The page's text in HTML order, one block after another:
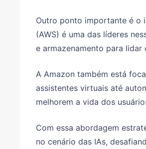
Outro ponto importante é o
(AWS) é uma das líderes
e armazenamento para
A Amazon também está
assistentes virtuais até
melhorem a vida dos
Com essa abordagem
no cenário das IAs,